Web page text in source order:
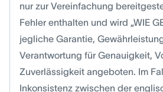
nur zur Vereinfachung
Fehler enthalten und wird „WIE
jegliche Garantie,
Verantwortung für Genauigkeit,
Zuverlässigkeit angeboten. Im
Inkonsistenz zwischen der